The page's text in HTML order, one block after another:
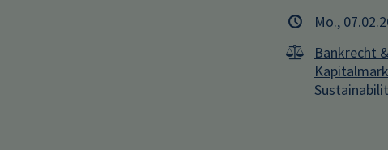
Mo.,
Bankrecht